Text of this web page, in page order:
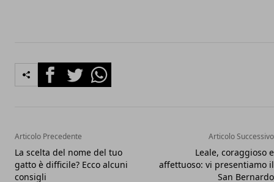
FacebookTwitterWhatsapp
Articolo Precedente
La scelta del nome del tuo
gatto è difficile? Ecco alcuni
consigli
Articolo Successivo
Leale, coraggioso e
affettuoso: vi presentiamo il
San Bernardo